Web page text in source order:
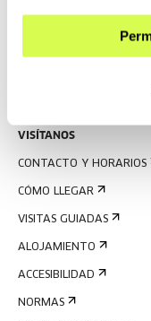
VISÍTANOS
CONTACTO Y HORARIOS
CÓMO LLEGAR
VISITAS GUIADAS
ALOJAMIENTO
ACCESIBILIDAD
NORMAS